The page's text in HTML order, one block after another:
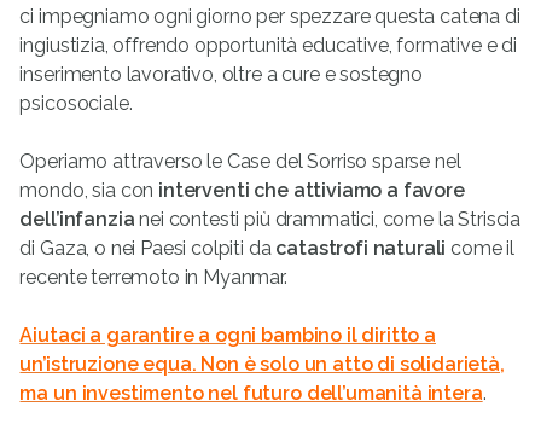
ci impegniamo ogni giorno per spezzare questa catena di
ingiustizia, offrendo opportunità educative, formative e di
inserimento lavorativo, oltre a cure e sostegno
psicosociale.
Operiamo attraverso le Case del Sorriso sparse nel
mondo, sia con interventi che attiviamo a favore
dell’infanzianei contesti più drammatici, come la Striscia
di Gaza, o nei Paesi colpiti da catastrofi naturali come il
recente terremoto in Myanmar.
Aiutaci a garantire a ogni bambino il diritto a
un’istruzione equa. Non è solo un atto di solidarietà,
ma un investimento nel futuro dell’umanità intera.